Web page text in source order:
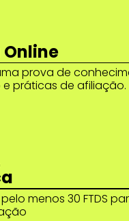
prova de
práticas de afiliação.
menos 30 FTDS